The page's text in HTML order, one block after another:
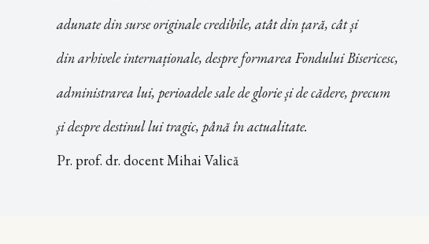
adunate din surse originale credibile, atât din țară, cât și
din arhivele internaționale, despre formarea Fondului Bisericesc,
administrarea lui, perioadele sale de glorie și de cădere, precum
și despre destinul lui tragic, până în actualitate.
Pr. prof. dr. docent Mihai Valică